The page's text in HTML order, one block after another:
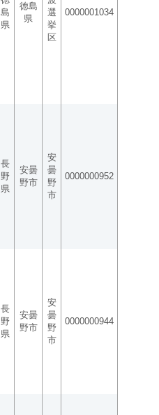
島
県
徳島
県
選
挙
区
0000001034
長
野
県
安曇
野市
安
曇
野
市
0000000952
長
野
県
安曇
野市
安
曇
野
市
0000000944